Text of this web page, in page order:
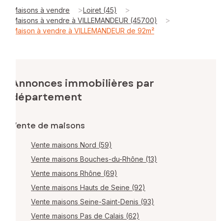
Maisons à vendre >Loiret (45) >
Maisons à vendre à VILLEMANDEUR (45700) >
Maison à vendre à VILLEMANDEUR de 92m²
Annonces immobilières par
département
Vente de maisons
Vente maisons Nord (59)
Vente maisons Bouches-du-Rhône (13)
Vente maisons Rhône (69)
Vente maisons Hauts de Seine (92)
Vente maisons Seine-Saint-Denis (93)
Vente maisons Pas de Calais (62)